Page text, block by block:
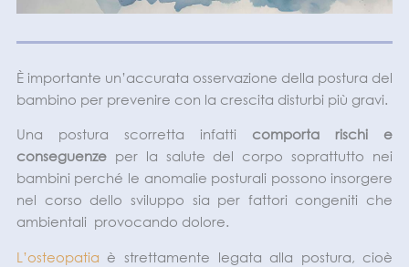
È importante un’accurata osservazione della postura del
bambino per prevenire con la crescita disturbi più gravi.
Una postura scorretta infatti comporta rischi e
conseguenzeper la salute del corpo soprattutto nei
bambini perché le anomalie posturali possono insorgere
nel corso dello sviluppo sia per fattori congeniti che
ambientali provocando dolore.
L’osteopatia è strettamente legata alla postura, cioè